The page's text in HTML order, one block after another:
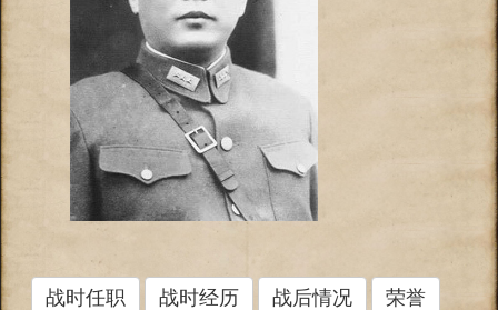
战时任职 战时经历 战后情况
荣誉